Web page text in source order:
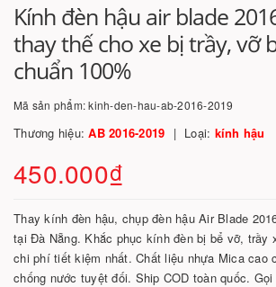
Kính đèn hậu air blade
thay thế cho xe bị trầy, vỡ
chuẩn 100%
Mã sản phẩm:kinh-den-hau-ab-2016-2019
Thương hiệu:AB 2016-2019 Loại: kính hậu
450.000₫
Thay kính đèn hậu, chụp đèn hậu Air Blade
tại Đà Nẵng. Khắc phục kính đèn bị bể vỡ, trầy
chi phí tiết kiệm nhất. Chất liệu nhựa Mica cao
chống nước tuyệt đối. Ship COD toàn quốc. Gọi